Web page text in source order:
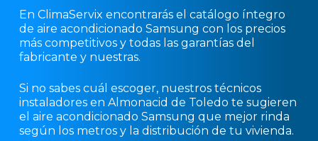
En ClimaServix encontrarás el catálogo íntegro
de aire acondicionado Samsung con los precios
más competitivos y todas las garantías del
fabricante y nuestras.
Si no sabes cuál escoger, nuestros técnicos
instaladores en Almonacid de Toledo te sugieren
el aire acondicionado Samsung que mejor rinda
según los metros y la distribución de tu vivienda.